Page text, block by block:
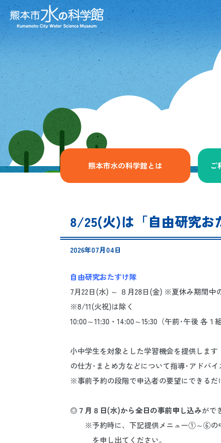
熊本市水の科学館とは ご
8/25(火)は「自由研究お
2026年07月04日
自由研究おたすけ隊
7月22日(水) ～ ８月28日(金) ※夏休み期間中
※8/11(火祝)は除く
10:00～11:30・14:00～15:30（午前･午後 各
小中学生を対象とした学習機会を提供しま
の仕方･まとめ方などについて指導･アドバ
※事前予約の段階で申込者の要望にできるだ
◎ ７月８日(水)から全日の事前申し込みがで
※予約時に、下記提供メニュー①～⑥の中
を申し出てください。